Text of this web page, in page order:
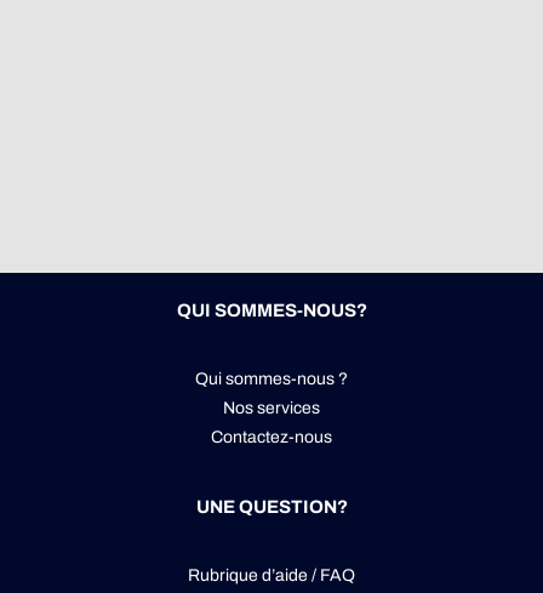
QUI SOMMES-NOUS?
Qui sommes-nous ?
Nos services
Contactez-nous
UNE QUESTION?
Rubrique d’aide / FAQ